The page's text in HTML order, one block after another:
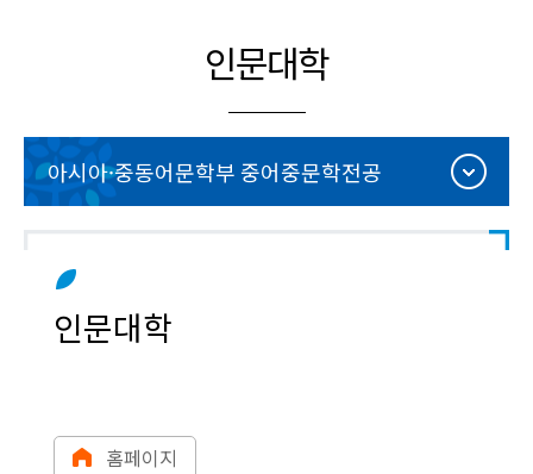
인문대학
아시아·중동어문학부 중어중문학전공
인문대학
홈페이지